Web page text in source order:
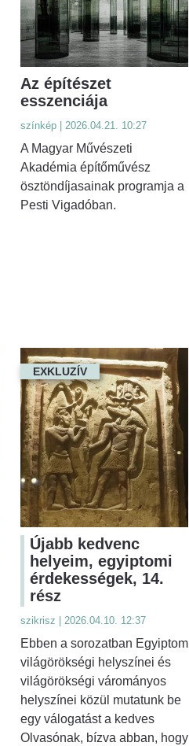
Az építészet
esszenciája
színkép | 2026.04.21. 10:27
A Magyar Művészeti
Akadémia építőművész
ösztöndíjasainak programja a
Pesti Vigadóban.
EXKLUZÍV
Újabb kedvenc
helyeim, egyiptomi
érdekességek, 14.
rész
szikrisz | 2026.04.10. 12:37
Ebben a sorozatban Egyiptom
világörökségi helyszínei és
világörökségi várományos
helyszínei közül mutatunk be
egy válogatást a kedves
Olvasónak, bízva abban, hogy